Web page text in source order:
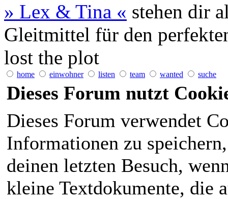
» Lex & Tina « stehen dir
Gleitmittel für den
lost the plot
home einwohner listen team wanted suche
Dieses Forum nutzt
Dieses Forum verwendet
Informationen zu
deinen letzten Besuch,
kleine Textdokumente, die